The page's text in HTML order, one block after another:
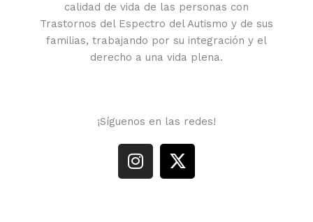
calidad de vida de las personas con
Trastornos del Espectro del Autismo y de sus
familias, trabajando por su integración y el
derecho a una vida plena.
¡Síguenos en las redes!
I
n
X
-